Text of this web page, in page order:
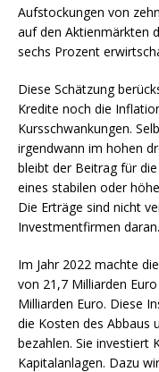
Aufstockungen von
auf den Aktienmärkten
sechs Prozent
Diese Schätzung
Kredite noch die
Kursschwankungen.
irgendwann im hohen
bleibt der Beitrag für
eines stabilen oder
Die Erträge sind nicht
Investmentfirmen daran.
Im Jahr 2022 machte
von 21,7 Milliarden
Milliarden Euro. Diese
die Kosten des Abbaus
bezahlen. Sie investiert
Kapitalanlagen. Dazu